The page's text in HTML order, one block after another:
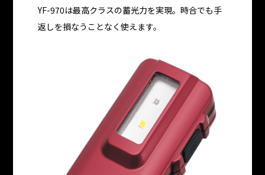
YF-970は最高クラスの蓄光力を実現。時合でも手
返しを損なうことなく使えます。